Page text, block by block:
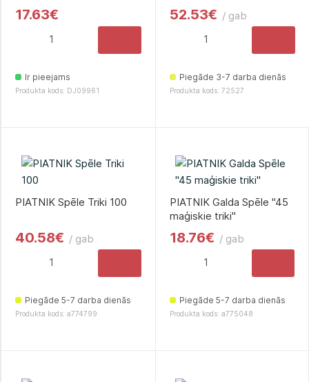
17.63€
Ir pieejams
Produkta kods: DJ09961
52.53€ / gab
Piegāde 3-7 darba dienās
Produkta kods: 72527
PIATNIK Spēle Triki 100
40.58€ / gab
Piegāde 5-7 darba dienās
Produkta kods: a774799
PIATNIK Galda Spēle "45
maģiskie triki"
18.76€ / gab
Piegāde 5-7 darba dienās
Produkta kods: a775048